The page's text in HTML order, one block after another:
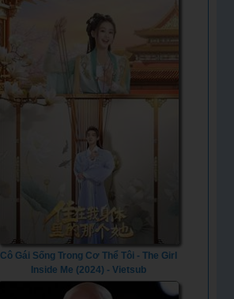
Cô Gái Sống Trong Cơ Thể Tôi - The Girl
Inside Me (2024) - Vietsub